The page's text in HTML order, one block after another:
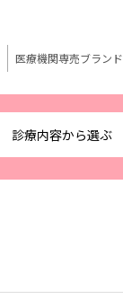
診療内容から選ぶ
医療機関専売ブランド